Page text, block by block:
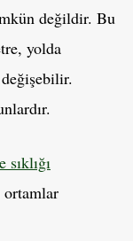
değildir. Bu
yolda
ortamlar